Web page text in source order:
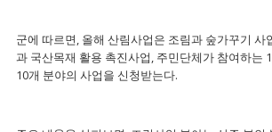
군에 따르면, 올해 산림사업은 조림과 숲가꾸기 사
과 국산목재 활용 촉진사업, 주민단체가 참여하는
10개 분야의 사업을 신청받는다.